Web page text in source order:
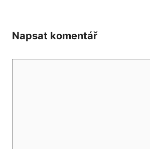
Napsat komentář